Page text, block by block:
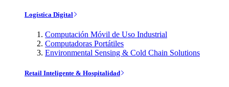
Logística Digital
Computación Móvil de Uso Industrial
Computadoras Portátiles
Environmental Sensing & Cold Chain Solutions
Retail Inteligente & Hospitalidad